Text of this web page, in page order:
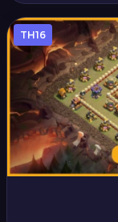
TH16